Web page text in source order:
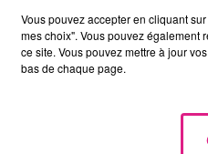
Entrée
placé
Vous pouvez accepter en cliquant
mes choix". Vous pouvez également
ce site. Vous pouvez mettre à jour
bas de chaque page.